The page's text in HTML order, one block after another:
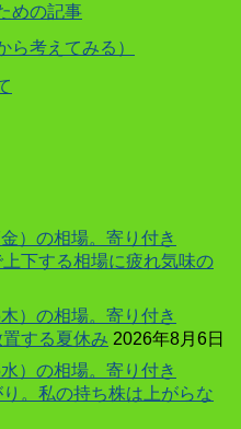
めの記事
ら考えてみる）
）の相場。寄り付き
下する相場に疲れ気味の
）の相場。寄り付き
する夏休み 2026年8月6日
）の相場。寄り付き
。私の持ち株は上がらな